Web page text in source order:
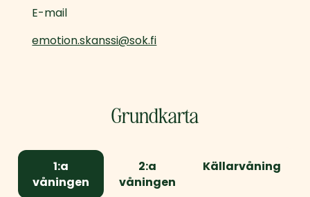
E-mail
emotion.skanssi@sok.fi
Grundkarta
1:a
våningen
2:a
våningen
Källarvåning